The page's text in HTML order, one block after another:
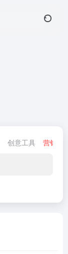
创意工具 营销工